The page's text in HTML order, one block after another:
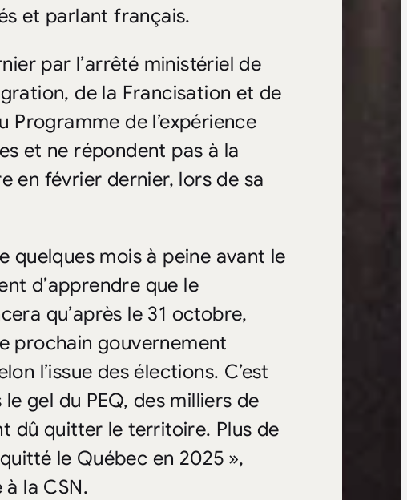
et parlant français.
par l’arrêté ministériel de
de la Francisation et de
Programme de l’expérience
et ne répondent pas à la
en février dernier, lors de sa
mois à peine avant le
d’apprendre que le
qu’après le 31 octobre,
prochain gouvernement
l’issue des élections. C’est
gel du PEQ, des milliers de
dû quitter le territoire. Plus de
le Québec en 2025 »,
la CSN.